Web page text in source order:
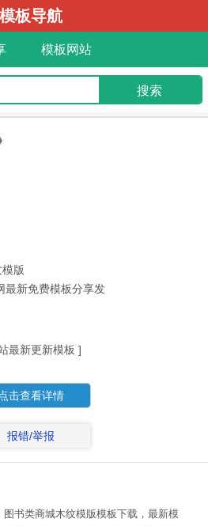
模板导航
模板网站
版
最新免费模板分享发
最新更新模板 ]
点击查看详情
报错/举报
图书类商城木纹模版模板下载，最新模